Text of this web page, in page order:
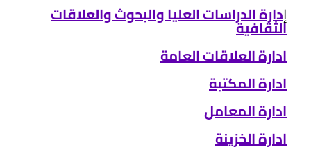
إدارة اﻟﺪراﺳﺎت اﻟﻌﻠﻴﺎ واﻟﺒﺤﻮث واﻟﻌﻼﻗﺎت
اﻟﺜﻘﺎﻓﻴﺔ
ادارة العلاقات العامة
ادارة المكتبة
ادارة المعامل
ادارة الخزينة